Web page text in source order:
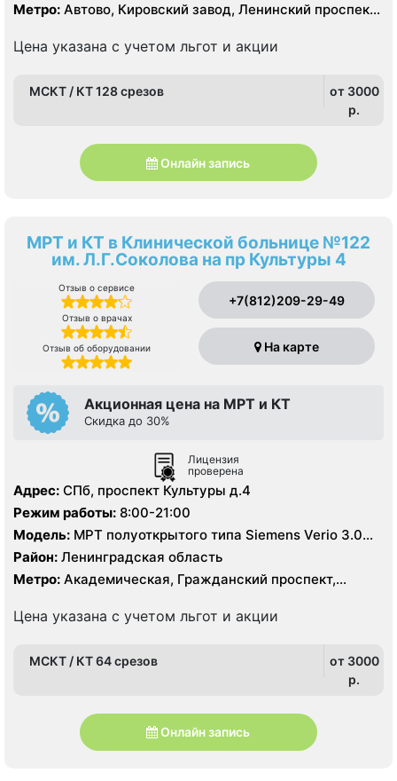
Метро: Автово, Кировский завод, Ленинский проспект,
Цена указана с учетом льгот и акции
МСКТ / КТ 128 срезов
от 3000
p.
Онлайн запись
МРТ и КТ в Клинической больнице №122
им. Л.Г.Соколова на пр Культуры 4
Отзыв о сервисе
Отзыв о врачах
Отзыв об оборудовании
+7(812)209-29-49
На карте
Акционная цена на МРТ и КТ
Скидка до 30%
Лицензия
проверена
Адрес: СПб, проспект Культуры д.4
Режим работы: 8:00-21:00
Модель: МРТ полуоткрытого типа Siemens Verio 3.0
Тесла, МРТ GE Signa HDx 1.5 Тесла, КТ Siemens
Somatom Definition 64 среза
Район: Ленинградская область
Метро: Академическая, Гражданский проспект,
Политехническая, Проспект Просвещения, Удельная
Цена указана с учетом льгот и акции
МСКТ / КТ 64 срезов
от 3000
p.
Онлайн запись